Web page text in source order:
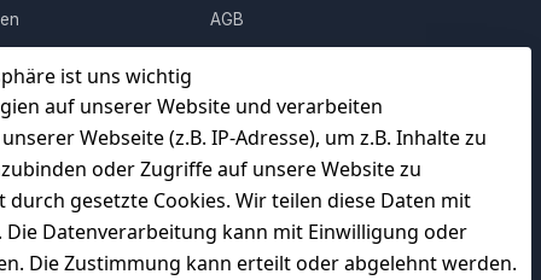
ist uns wichtig
auf unserer Website und verarbeiten
Webseite (z.B. IP-Adresse), um z.B. Inhalte zu
oder Zugriffe auf unsere Website zu
gesetzte Cookies. Wir teilen diese Daten mit
Datenverarbeitung kann mit Einwilligung oder
Die Zustimmung kann erteilt oder abgelehnt werden.
AGB
Datenschutz
Impressum
Unser Unternehmen
Charity & Wohltätigkeit